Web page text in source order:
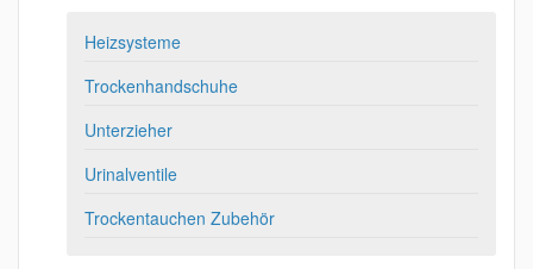
Heizsysteme
Trockenhandschuhe
Unterzieher
Urinalventile
Trockentauchen Zubehör